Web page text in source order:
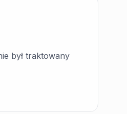
był traktowany